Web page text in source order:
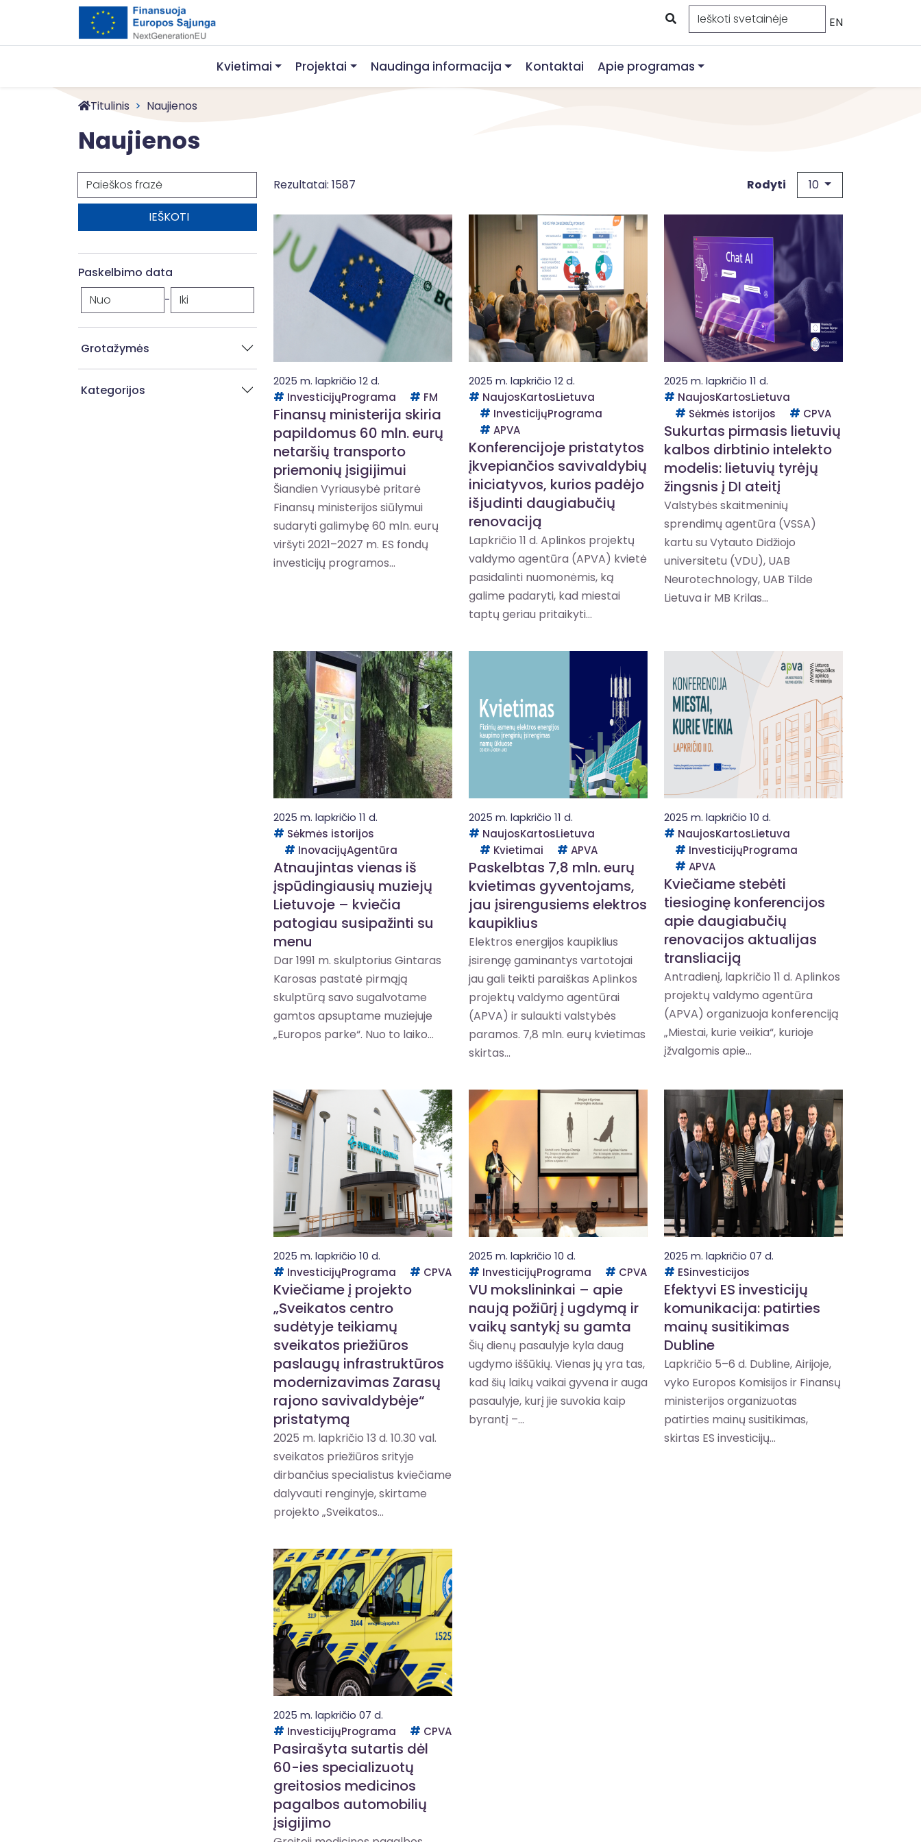
EN
Kvietimai Projektai Naudinga informacija Kontaktai Apie programas
Titulinis Naujienos
Naujienos
Paieška
Paskelbimo data
-
Grotažymės
Kategorijos
Rezultatai: 1587 Rodyti 10
2025 m. lapkričio 12 d.
InvesticijųPrograma
FM
Finansų ministerija skiria
papildomus 60 mln. eurų
netaršių transporto
priemonių įsigijimui
Šiandien Vyriausybė pritarė
Finansų ministerijos siūlymui
sudaryti galimybę 60 mln. eurų
viršyti 2021–2027 m. ES fondų
investicijų programos...
2025 m. lapkričio 12 d.
NaujosKartosLietuva
InvesticijųPrograma
APVA
Konferencijoje pristatytos
įkvepiančios savivaldybių
iniciatyvos, kurios padėjo
išjudinti daugiabučių
renovaciją
Lapkričio 11 d. Aplinkos projektų
valdymo agentūra (APVA) kvietė
pasidalinti nuomonėmis, ką
galime padaryti, kad miestai
taptų geriau pritaikyti...
2025 m. lapkričio 11 d.
NaujosKartosLietuva
Sėkmės istorijos
CPVA
Sukurtas pirmasis lietuvių
kalbos dirbtinio intelekto
modelis: lietuvių tyrėjų
žingsnis į DI ateitį
Valstybės skaitmeninių
sprendimų agentūra (VSSA)
kartu su Vytauto Didžiojo
universitetu (VDU), UAB
Neurotechnology, UAB Tilde
Lietuva ir MB Krilas...
2025 m. lapkričio 11 d.
Sėkmės istorijos
InovacijųAgentūra
Atnaujintas vienas iš
įspūdingiausių muziejų
Lietuvoje – kviečia
patogiau susipažinti su
menu
Dar 1991 m. skulptorius Gintaras
Karosas pastatė pirmąją
skulptūrą savo sugalvotame
gamtos apsuptame muziejuje
„Europos parke“. Nuo to laiko...
2025 m. lapkričio 11 d.
NaujosKartosLietuva
Kvietimai
APVA
Paskelbtas 7,8 mln. eurų
kvietimas gyventojams,
jau įsirengusiems elektros
kaupiklius
Elektros energijos kaupiklius
įsirengę gaminantys vartotojai
jau gali teikti paraiškas Aplinkos
projektų valdymo agentūrai
(APVA) ir sulaukti valstybės
paramos. 7,8 mln. eurų kvietimas
skirtas...
2025 m. lapkričio 10 d.
NaujosKartosLietuva
InvesticijųPrograma
APVA
Kviečiame stebėti
tiesioginę konferencijos
apie daugiabučių
renovacijos aktualijas
transliaciją
Antradienį, lapkričio 11 d. Aplinkos
projektų valdymo agentūra
(APVA) organizuoja konferenciją
„Miestai, kurie veikia“, kurioje
įžvalgomis apie...
2025 m. lapkričio 10 d.
InvesticijųPrograma
CPVA
Kviečiame į projekto
„Sveikatos centro
sudėtyje teikiamų
sveikatos priežiūros
paslaugų infrastruktūros
modernizavimas Zarasų
rajono savivaldybėje“
pristatymą
2025 m. lapkričio 13 d. 10.30 val.
sveikatos priežiūros srityje
dirbančius specialistus kviečiame
dalyvauti renginyje, skirtame
projekto „Sveikatos...
2025 m. lapkričio 10 d.
InvesticijųPrograma
CPVA
VU mokslininkai – apie
naują požiūrį į ugdymą ir
vaikų santykį su gamta
Šių dienų pasaulyje kyla daug
ugdymo iššūkių. Vienas jų yra tas,
kad šių laikų vaikai gyvena ir auga
pasaulyje, kurį jie suvokia kaip
byrantį –...
2025 m. lapkričio 07 d.
ESinvesticijos
Efektyvi ES investicijų
komunikacija: patirties
mainų susitikimas
Dubline
Lapkričio 5–6 d. Dubline, Airijoje,
vyko Europos Komisijos ir Finansų
ministerijos organizuotas
patirties mainų susitikimas,
skirtas ES investicijų...
2025 m. lapkričio 07 d.
InvesticijųPrograma
CPVA
Pasirašyta sutartis dėl
60-ies specializuotų
greitosios medicinos
pagalbos automobilių
įsigijimo